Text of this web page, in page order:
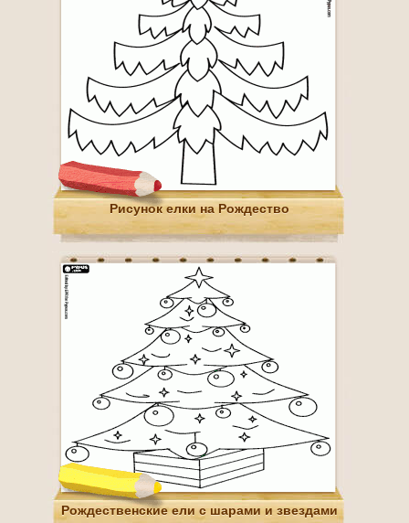
Рисунок елки на Рождество
Рождественские ели с шарами и звездами